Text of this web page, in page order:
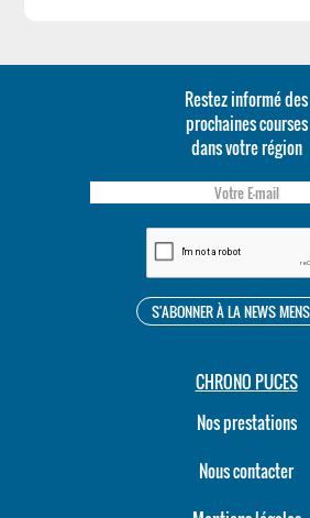
Restez informé des
prochaines courses
dans votre région
CHRONO PUCES
Nos prestations
Nous contacter